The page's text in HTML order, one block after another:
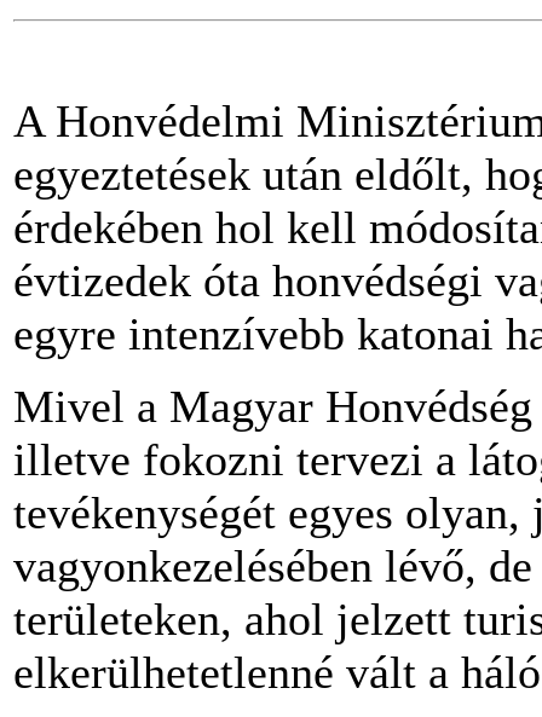
A Honvédelmi
egyeztetések után eldőlt,
érdekében hol kell
évtizedek óta honvédségi
egyre intenzívebb katonai
Mivel a Magyar
illetve fokozni tervezi a
tevékenységét egyes
vagyonkezelésében lévő,
területeken, ahol jelzett
elkerülhetetlenné vált a